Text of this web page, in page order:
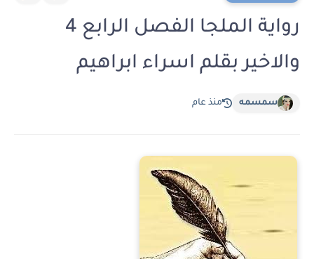
رواية الملجا الفصل الرابع 4
والاخير بقلم اسراء ابراهيم
سمسمه منذ عام